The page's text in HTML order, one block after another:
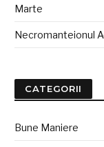
Marte
Necromanteionul
CATEGORII
Bune Maniere